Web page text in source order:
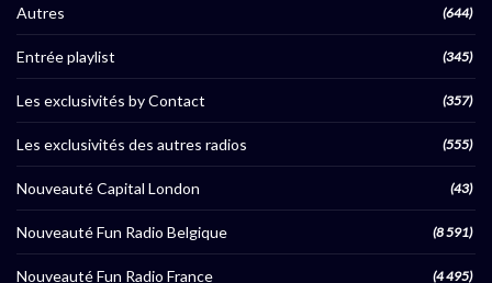
Autres (644)
Entrée playlist (345)
Les exclusivités by Contact (357)
Les exclusivités des autres radios (555)
Nouveauté Capital London (43)
Nouveauté Fun Radio Belgique (8 591)
Nouveauté Fun Radio France (4 495)